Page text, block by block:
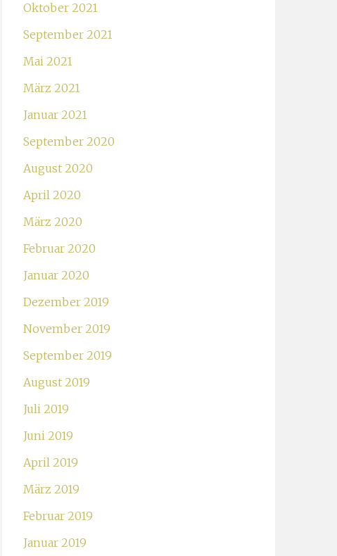
Oktober 2021
September 2021
Mai 2021
März 2021
Januar 2021
September 2020
August 2020
April 2020
März 2020
Februar 2020
Januar 2020
Dezember 2019
November 2019
September 2019
August 2019
Juli 2019
Juni 2019
April 2019
März 2019
Februar 2019
Januar 2019